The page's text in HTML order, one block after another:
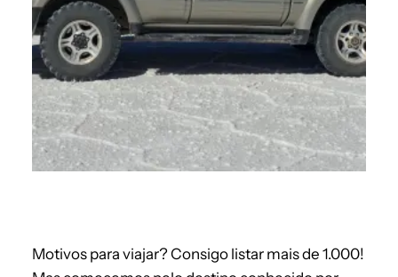
Motivos para viajar? Consigo listar mais de 1.000!